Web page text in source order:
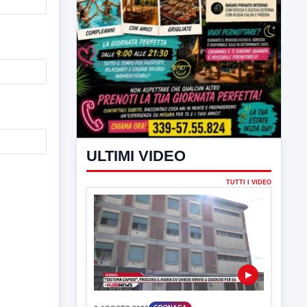
ULTIMI VIDEO
TUTTI I VIDEO